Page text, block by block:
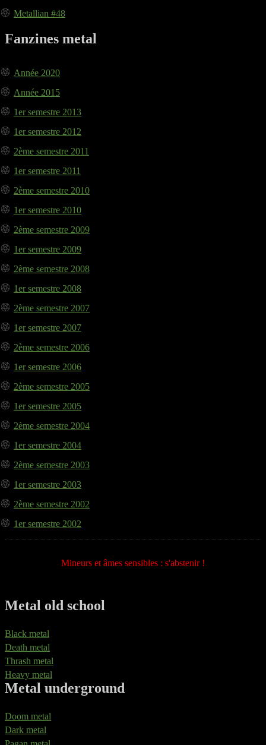
Metallian #48
Fanzines metal
Année 2020
Année 2015
1er semestre 2013
1er semestre 2012
2ème semestre 2011
1er semestre 2011
2ème semestre 2010
1er semestre 2010
2ème semestre 2009
1er semestre 2009
2ème semestre 2008
1er semestre 2008
2ème semestre 2007
1er semestre 2007
2ème semestre 2006
1er semestre 2006
2ème semestre 2005
1er semestre 2005
2ème semestre 2004
1er semestre 2004
2ème semestre 2003
1er semestre 2003
2ème semestre 2002
1er semestre 2002
Mineurs et âmes sensibles : s'abstenir !
Metal old school
Black metal
Death metal
Thrash metal
Heavy metal
Metal underground
Doom metal
Dark metal